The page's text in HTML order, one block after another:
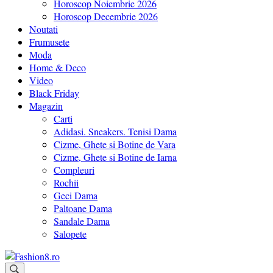
Horoscop Noiembrie 2026
Horoscop Decembrie 2026
Noutati
Frumusete
Moda
Home & Deco
Video
Black Friday
Magazin
Carti
Adidasi. Sneakers. Tenisi Dama
Cizme, Ghete si Botine de Vara
Cizme, Ghete si Botine de Iarna
Compleuri
Rochii
Geci Dama
Paltoane Dama
Sandale Dama
Salopete